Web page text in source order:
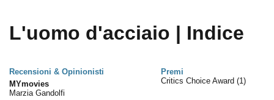
L'uomo d'acciaio | Indice
Recensioni & Opinionisti
Premi
MYmovies
Marzia Gandolfi
Critics Choice Award (1)